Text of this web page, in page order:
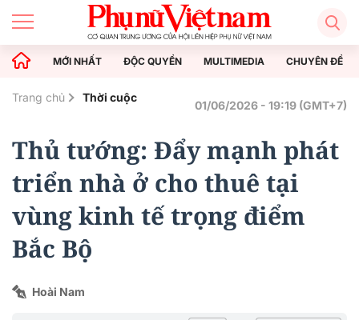
MỚI NHẤT ĐỘC QUYỀN MULTIMEDIA CHUYÊN ĐỀ
Trang chủ Thời cuộc
01/06/2026 - 19:19 (GMT+7)
Thủ tướng: Đẩy mạnh phát
triển nhà ở cho thuê tại
vùng kinh tế trọng điểm
Bắc Bộ
Hoài Nam